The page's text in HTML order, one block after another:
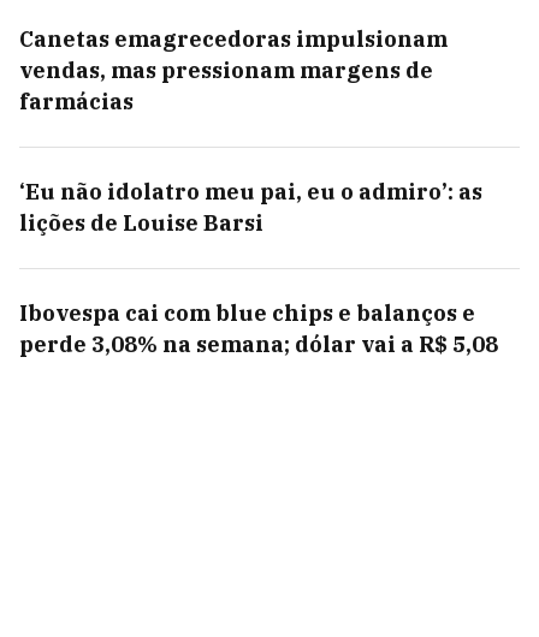
Canetas emagrecedoras impulsionam
vendas, mas pressionam margens de
farmácias
‘Eu não idolatro meu pai, eu o admiro’: as
lições de Louise Barsi
Ibovespa cai com blue chips e balanços e
perde 3,08% na semana; dólar vai a R$ 5,08